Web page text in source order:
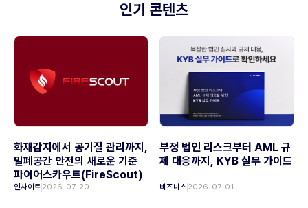
인기 콘텐츠
화재감지에서 공기질 관리까지,
밀폐공간 안전의 새로운 기준
파이어스카우트(FireScout)
인사이트 2026-07-20
부정 법인 리스크부터 AML 규
제 대응까지, KYB 실무 가이드
비즈니스 2026-07-01